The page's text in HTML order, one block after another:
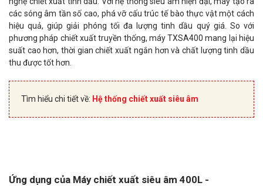
các sóng âm tần số cao, phá vỡ cấu trúc tế bào thực vật một cách
hiệu quả, giúp giải phóng tối đa lượng tinh dầu quý giá. So với
phương pháp chiết xuất truyền thống, máy TXSA400 mang lại hiệu
suất cao hơn, thời gian chiết xuất ngắn hơn và chất lượng tinh dầu
thu được tốt hơn.
Tìm hiểu chi tiết về: Hệ thống chiết xuất siêu âm
Ứng dụng của Máy chiết xuất siêu âm 400L -